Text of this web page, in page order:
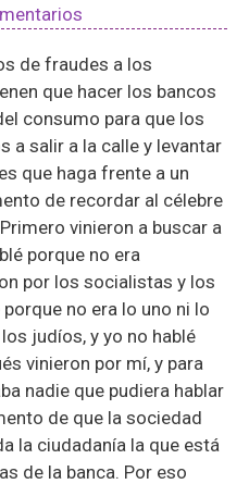
de fraudes a los
que hacer los bancos
consumo para que los
a salir a la calle y levantar
que haga frente a un
de recordar al célebre
vinieron a buscar a
porque no era
por los socialistas y los
no era lo uno ni lo
judíos, y yo no hablé
vinieron por mí, y para
nadie que pudiera hablar
de que la sociedad
la ciudadanía la que está
de la banca. Por eso